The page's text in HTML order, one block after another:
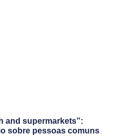
and supermarkets”:
sobre pessoas comuns